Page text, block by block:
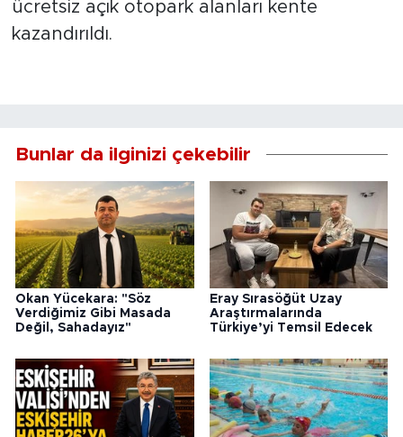
ücretsiz açık otopark alanları kente
kazandırıldı.
Bunlar da ilginizi çekebilir
Okan Yücekara: "Söz
Verdiğimiz Gibi Masada
Değil, Sahadayız"
Eray Sırasöğüt Uzay
Araştırmalarında
Türkiye’yi Temsil Edecek